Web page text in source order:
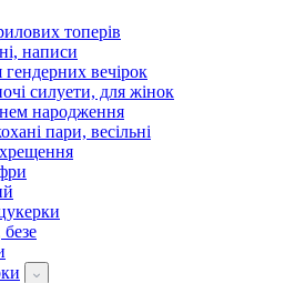
топерів
написи
вечірок
силуети, для жінок
​​народження
пари, весільні